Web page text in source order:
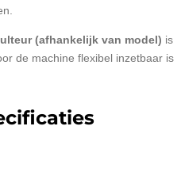
(afhankelijk van model) is
de machine flexibel inzetbaar is